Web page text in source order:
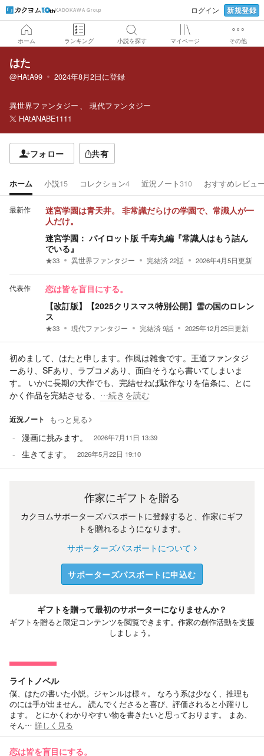
KADOKAWA Group ログイン 新規登録
ホーム ランキング 小説を探す マイページ その他
はた
@HAtA99 2024年8月2日に登録
異世界ファンタジー
現代ファンタジー
HAtANABE1111
フォロー 共有
ホーム 小説15 コレクション4 近況ノート310 おすすめレビュ
最新作
迷宮学園は青天井。 非常識だらけの学園で、常識人が一
人だけ。
迷宮学園： パイロット版 千寿丸編『常識人はもう詰ん
でいる』
★33 異世界ファンタジー 完結済22話 2026年4月5日更新
代表作 恋は皆を盲目にする。
【改訂版】【2025クリスマス特別公開】雪の国のロレン
ス
★33 現代ファンタジー 完結済9話 2025年12月25日更新
初めまして、はたと申します。作風は雑食です。王道ファンタジ
ーあり、SFあり、ラブコメあり、面白そうなら書いてしまいま
す。 いかに長期の大作でも、完結せねば駄作なりを信条に、とに
かく作品を完結させる、 …続きを読む
近況ノート もっと見る
漫画に挑みます。 2026年7月11日 13:39
生きてます。 2026年5月22日 19:10
作家にギフトを贈る
カクヨムサポーターズパスポートに登録すると、作家にギフ
トを贈れるようになります。
サポーターズパスポートについて
サポーターズパスポートに申込む
ギフトを贈って最初のサポーターになりませんか？
ギフトを贈ると限定コンテンツを閲覧できます。作家の創作活動を支援
しましょう。
ライトノベル
僕、はたの書いた小説。ジャンルは様々。 なろう系は少なく、推理も
のには手が出ません。 読んでくださると喜び、評価されると小躍りし
ます。 とにかくわかりやすい物を書きたいと思っております。 まあ、
そん… 詳しく見る
恋は皆を盲目にする。